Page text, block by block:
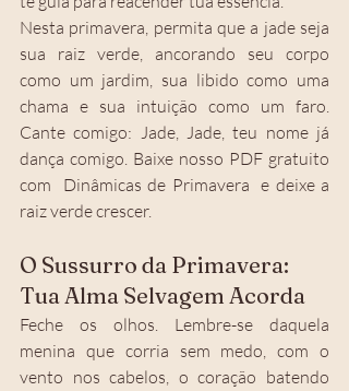
Nesta primavera, permita que a jade seja
sua raiz verde, ancorando seu corpo
como um jardim, sua libido como uma
chama e sua intuição como um faro.
Cante comigo: Jade, Jade, teu nome já
dança comigo. Baixe nosso PDF gratuito
com  Dinâmicas de Primavera  e deixe a
raiz verde crescer.
O Sussurro da Primavera:
Tua Alma Selvagem Acorda
Feche os olhos. Lembre-se daquela
menina que corria sem medo, com o
vento nos cabelos, o coração batendo